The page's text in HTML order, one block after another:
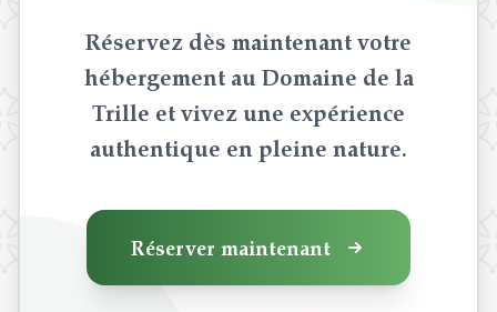
Réservez dès maintenant votre
hébergement au Domaine de la
Trille et vivez une expérience
authentique en pleine nature.
Réserver maintenant